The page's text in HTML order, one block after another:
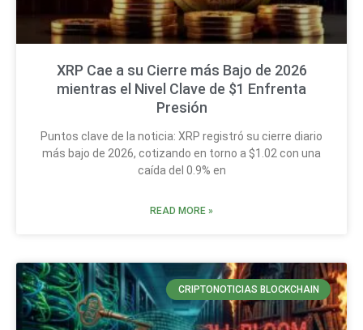
XRP Cae a su Cierre más Bajo de 2026
mientras el Nivel Clave de $1 Enfrenta
Presión
Puntos clave de la noticia: XRP registró su cierre diario
más bajo de 2026, cotizando en torno a $1.02 con una
caída del 0.9% en
READ MORE »
CRIPTONOTICIAS BLOCKCHAIN